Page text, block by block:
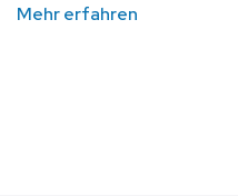
Mehr erfahren